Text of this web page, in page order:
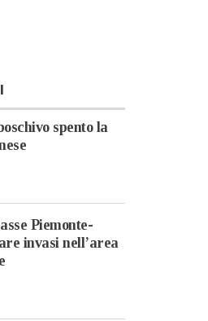
spento la
Piemonte-
invasi nell’area